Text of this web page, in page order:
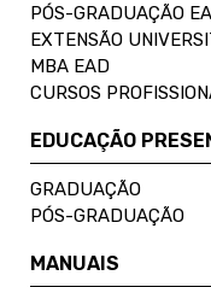
PÓS-GRADUAÇÃO
EXTENSÃO
MBA EAD
CURSOS
EDUCAÇÃO
GRADUAÇÃO
PÓS-GRADUAÇÃO
MANUAIS